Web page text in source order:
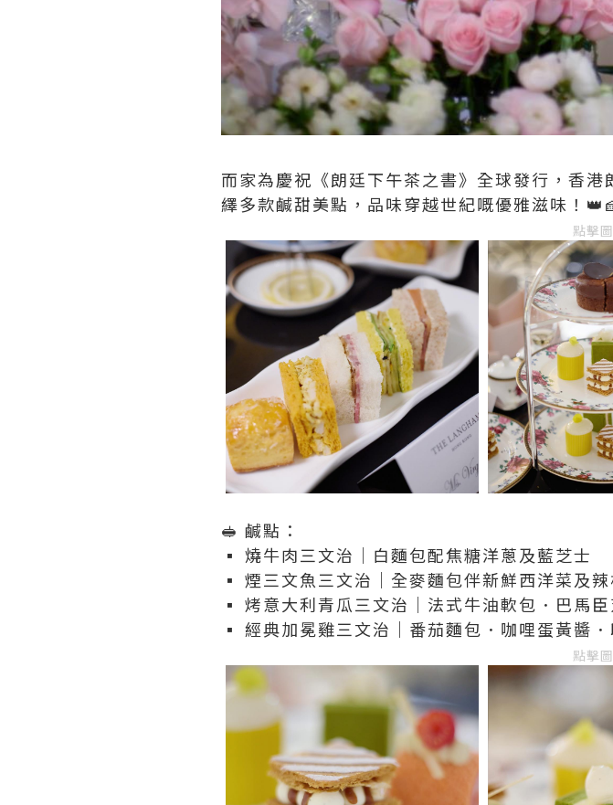
而家為慶祝《朗廷下午茶之書》全球發行，香
繹多款鹹甜美點，品味穿越世紀嘅優雅滋味！
點擊
🥪 鹹點：
▪️ 燒牛肉三文治｜白麵包配焦糖洋蔥及藍芝士
▪️ 煙三文魚三文治｜全麥麵包伴新鮮西洋菜及
▪️ 烤意大利青瓜三文治｜法式牛油軟包．巴馬
▪️ 經典加冕雞三文治｜番茄麵包．咖哩蛋黃醬
點擊